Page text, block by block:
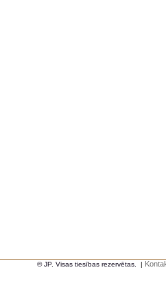
© JP. Visas tiesības rezervētas. |